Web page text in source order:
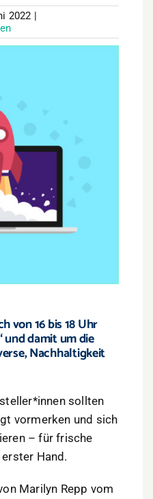
2022 |
von 16 bis 18 Uhr
und damit um die
Nachhaltigkeit
sollten
vormerken und sich
– für frische
Hand.
Marilyn Repp vom